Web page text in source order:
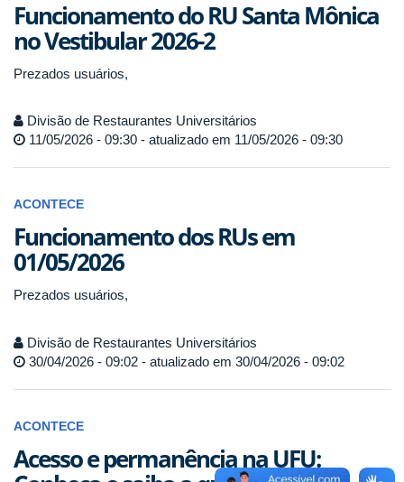
Funcionamento do RU Santa Mônica
no Vestibular 2026-2
Prezados usuários,
Divisão de Restaurantes Universitários
11/05/2026 - 09:30 - atualizado em 11/05/2026 - 09:30
ACONTECE
Funcionamento dos RUs em
01/05/2026
Prezados usuários,
Divisão de Restaurantes Universitários
30/04/2026 - 09:02 - atualizado em 30/04/2026 - 09:02
ACONTECE
Acesso e permanência na UFU: